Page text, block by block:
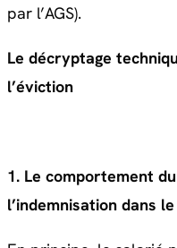
par l’AGS).
Le décryptage
l’éviction
1. Le comportement
l’indemnisation dans